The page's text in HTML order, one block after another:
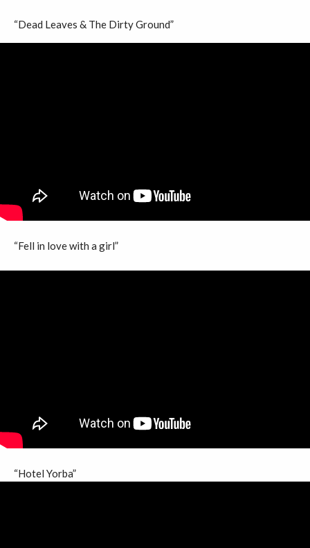
“Dead Leaves & The Dirty Ground”
“Fell in love with a girl”
“Hotel Yorba”